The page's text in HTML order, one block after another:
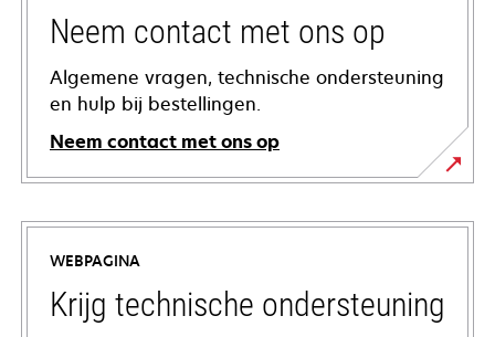
Neem contact met ons op
Algemene vragen, technische ondersteuning
en hulp bij bestellingen.
Neem contact met ons op
WEBPAGINA
Krijg technische ondersteuning